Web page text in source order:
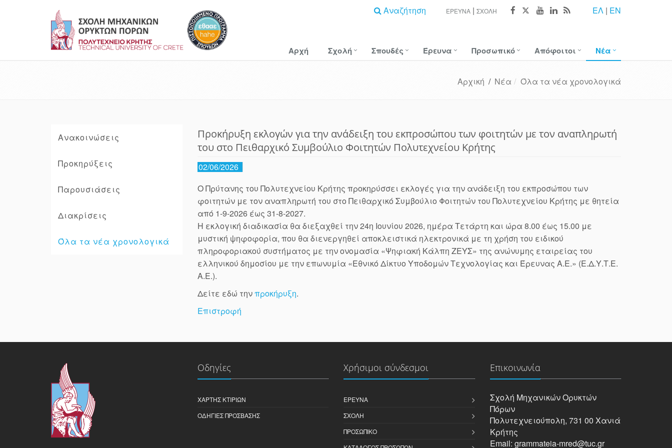
ΕΛ | EN
ΈΡΕΥΝΑ ΣΧΟΛΉ
Αναζήτηση
Αρχή Σχολή Σπουδές Έρευνα Προσωπικό Απόφοιτοι Νέα
Αρχική / Νέα Όλα τα νέα χρονολογικά
Ανακοινώσεις
Προκηρύξεις
Παρουσιάσεις
Διακρίσεις
Όλα τα νέα χρονολογικά
Προκήρυξη εκλογών για την ανάδειξη του εκπροσώπου των φοιτητών με τον αναπληρωτή
του στο Πειθαρχικό Συμβούλιο Φοιτητών Πολυτεχνείου Κρήτης
02/06/2026
Ο Πρύτανης του Πολυτεχνείου Κρήτης προκηρύσσει εκλογές για την ανάδειξη του εκπροσώπου των
φοιτητών με τον αναπληρωτή του στο Πειθαρχικό Συμβούλιο Φοιτητών του Πολυτεχνείου Κρήτης με θητεία
από 1-9-2026 έως 31-8-2027.
Η εκλογική διαδικασία θα διεξαχθεί την 24η Ιουνίου 2026, ημέρα Τετάρτη και ώρα 8.00 έως 15.00 με
μυστική ψηφοφορία, που θα διενεργηθεί αποκλειστικά ηλεκτρονικά με τη χρήση του ειδικού
πληροφοριακού συστήματος με την ονομασία «Ψηφιακή Κάλπη ΖΕΥΣ» της ανώνυμης εταιρείας του
ελληνικού δημοσίου με την επωνυμία «Εθνικό Δίκτυο Υποδομών Τεχνολογίας και Έρευνας Α.Ε.» (Ε.Δ.Υ.Τ.Ε.
Α.Ε.).
Δείτε εδώ τηνπροκήρυξη.
Επιστροφή
Οδηγίες
ΧΆΡΤΗΣ ΚΤΙΡΊΩΝ
ΟΔΗΓΊΕΣ ΠΡΌΣΒΑΣΗΣ
Χρήσιμοι σύνδεσμοι
ΈΡΕΥΝΑ
ΣΧΟΛΉ
ΠΡΟΣΩΠΙΚΌ
Επικοινωνία
Σχολή Μηχανικών Oρυκτών
Πόρων
Πολυτεχνειούπολη, 731 00 Χανιά
Κρήτης
Email: grammateia-mred@tuc.gr